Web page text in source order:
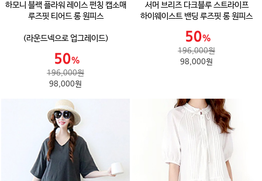
하모니 블랙 플라워 레이스 펀칭 캡소매
루즈핏 티어드 롱 원피스
(라운드넥으로 업그레이드)
196,000원
98,000원
서머 브리즈 다크블루 스트라이프
하이웨이스트 밴딩 루즈핏 롱 원피스
196,000원
98,000원